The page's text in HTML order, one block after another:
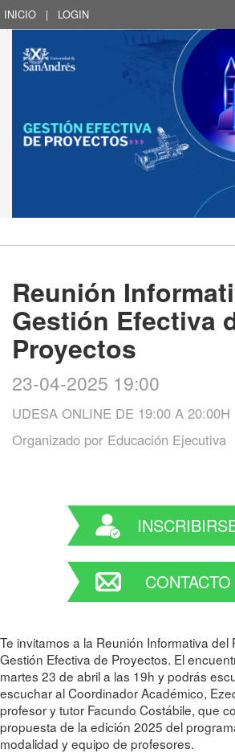
INICIO | LOGIN
Reunión
Gestión Efectiva
Proyectos
23-04-2025 19:00
UDESA ONLINE DE 19:00 A 20:00H
Organizado por Educación Ejecutiva
CONTACTO
Te invitamos a la Reunión Informativa del
Gestión Efectiva de Proyectos. El
martes 23 de abril a las 19h y podrás
escuchar al Coordinador Académico,
profesor y tutor Facundo Costábile, que
propuesta de la edición 2025 del
modalidad y equipo de profesores.